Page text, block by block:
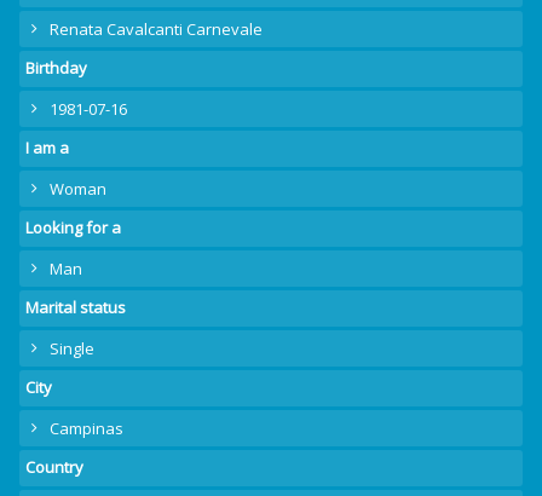
Renata Cavalcanti Carnevale
Birthday
1981-07-16
I am a
Woman
Looking for a
Man
Marital status
Single
City
Campinas
Country